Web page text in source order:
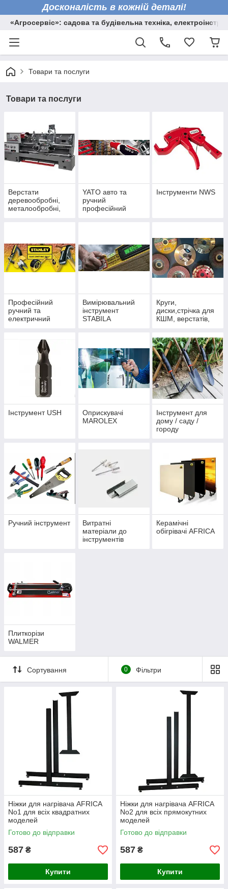
Досконалість в кожній деталі!
«Агросервіс»: садова та будівельна техніка,
Товари та послуги
Товари та послуги
Верстати
деревообробні,
металообробні,
YATO авто та
ручний
професійний
Інструменти NWS
Професійний
ручний та
електричний
Вимірювальний
інструмент
STABILA
Круги,
диски,стрічка для
КШМ, верстатів,
Інструмент USH
Оприскувачі
MAROLEX
Інструмент для
дому / саду /
городу
Ручний інструмент
Витратні
матеріали до
інструментів
Керамічні
обігрівачі AFRICA
Плиткорізи
WALMER
Сортування 0 Фільтри
Ніжки для нагрівача AFRICA
No1 для всіх квадратних
моделей
Готово до відправки
587 ₴
Купити
Ніжки для нагрівача AFRICA
No2 для всіх прямокутних
моделей
Готово до відправки
587 ₴
Купити